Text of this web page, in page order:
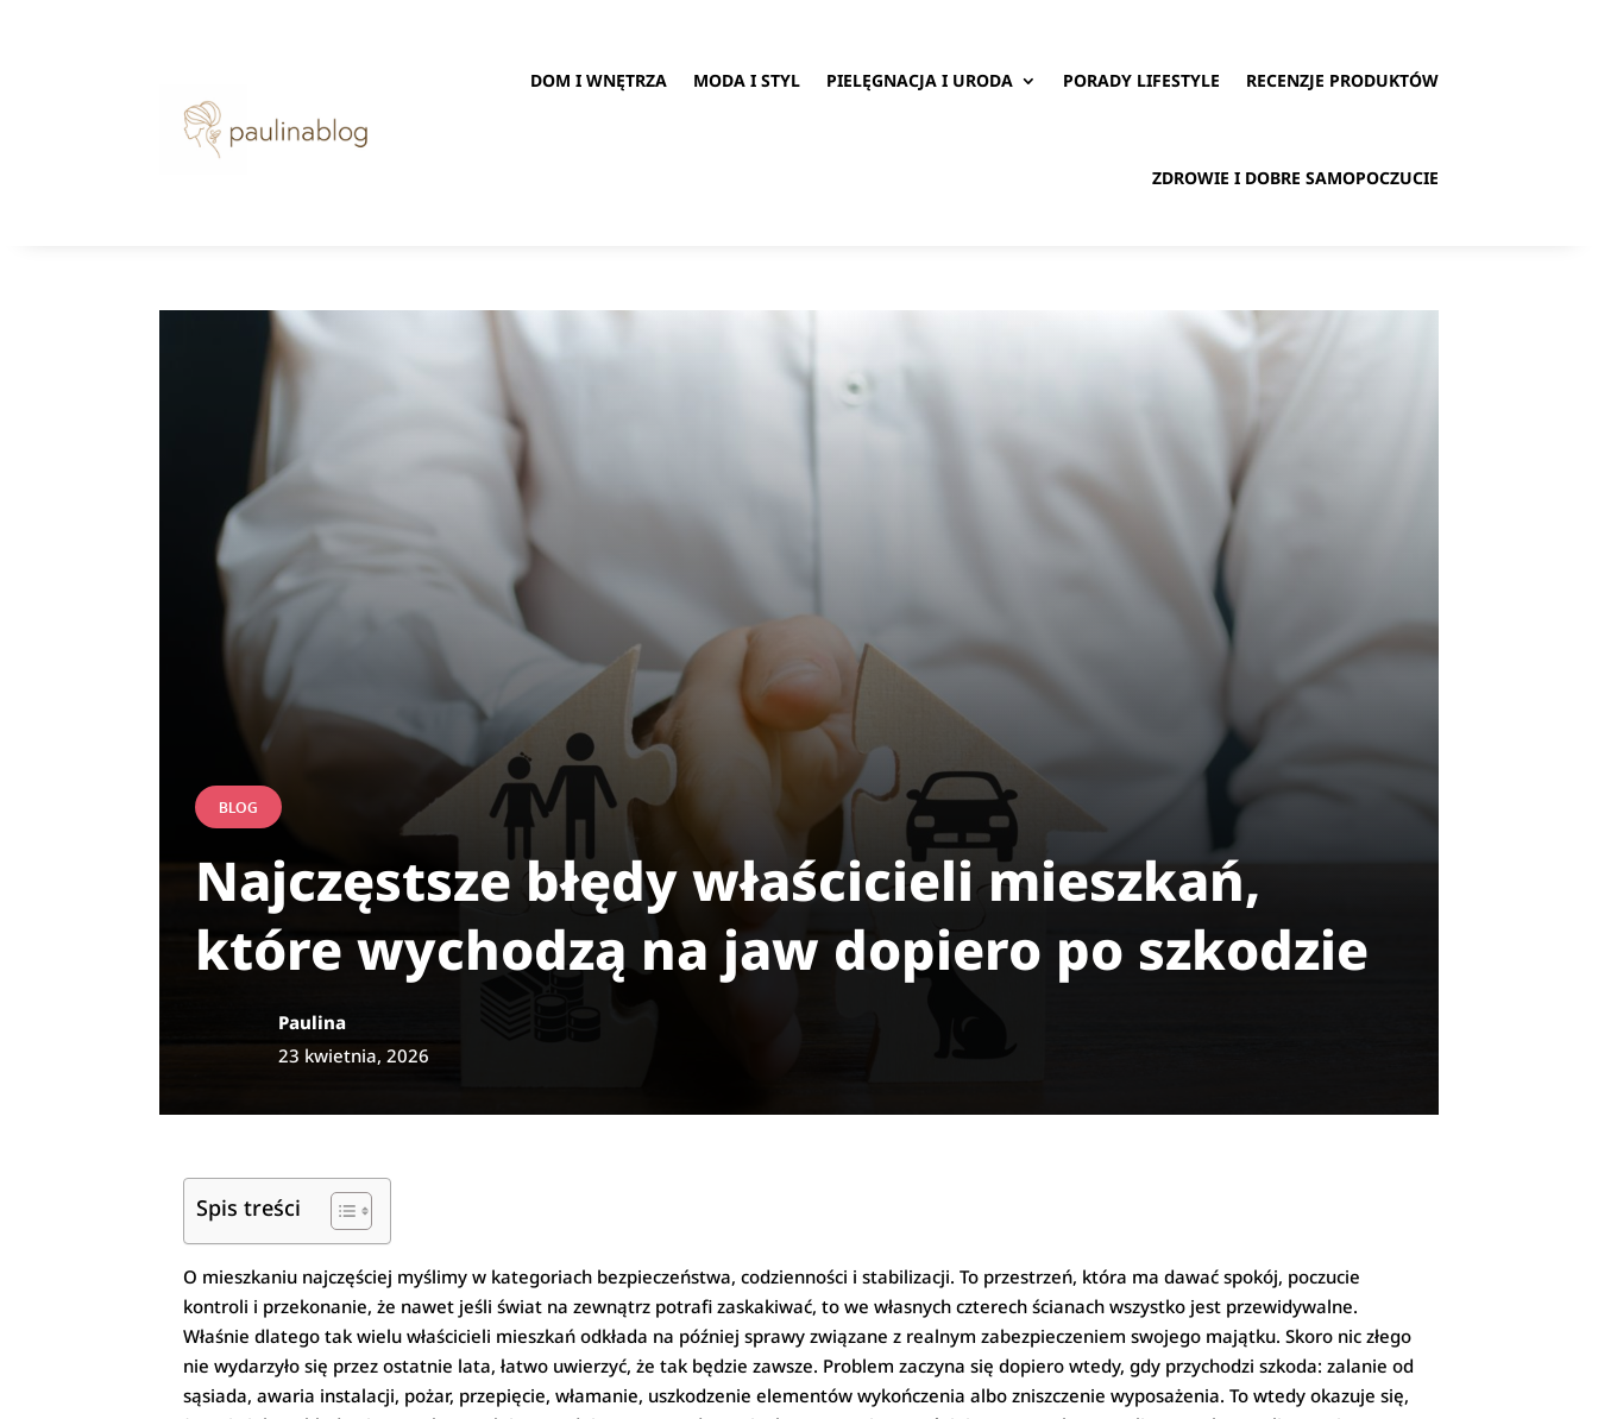
DOM I WNĘTRZA MODA I STYL PIELĘGNACJA I URODA PORADY LIFESTYLE RECENZJE PRODUKTÓW
ZDROWIE I DOBRE SAMOPOCZUCIE
BLOG
Najczęstsze błędy właścicieli mieszkań,
które wychodzą na jaw dopiero po szkodzie
Paulina
23 kwietnia, 2026
Spis treści
O mieszkaniu najczęściej myślimy w kategoriach bezpieczeństwa, codzienności i stabilizacji. To przestrzeń, która ma dawać spokój, poczucie
kontroli i przekonanie, że nawet jeśli świat na zewnątrz potrafi zaskakiwać, to we własnych czterech ścianach wszystko jest przewidywalne.
Właśnie dlatego tak wielu właścicieli mieszkań odkłada na później sprawy związane z realnym zabezpieczeniem swojego majątku. Skoro nic złego
nie wydarzyło się przez ostatnie lata, łatwo uwierzyć, że tak będzie zawsze. Problem zaczyna się dopiero wtedy, gdy przychodzi szkoda: zalanie od
sąsiada, awaria instalacji, pożar, przepięcie, włamanie, uszkodzenie elementów wykończenia albo zniszczenie wyposażenia. To wtedy okazuje się,